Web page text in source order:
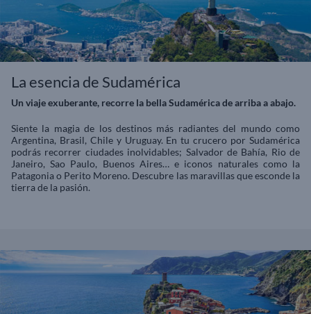
La esencia de Sudamérica
Un viaje exuberante, recorre la bella Sudamérica de arriba a abajo.
Siente la magia de los destinos más radiantes del mundo como
Argentina, Brasil, Chile y Uruguay. En tu crucero por Sudamérica
podrás recorrer ciudades inolvidables; Salvador de Bahía, Rio de
Janeiro, Sao Paulo, Buenos Aires… e iconos naturales como la
Patagonia o Perito Moreno. Descubre las maravillas que esconde la
tierra de la pasión.